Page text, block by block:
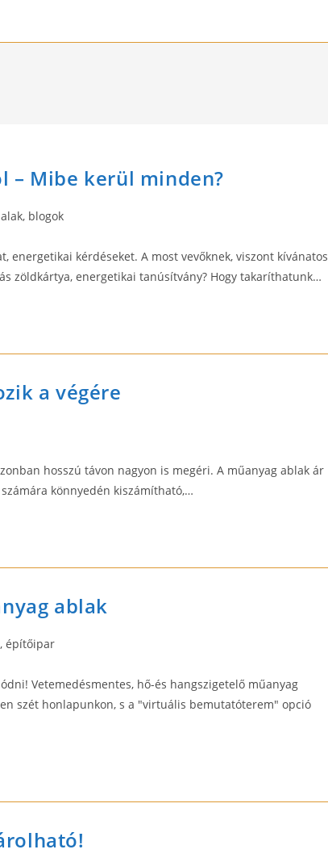
– Mibe kerül minden?
blogok
kérdéseket. A most vevőknek, viszont kívánatos
zöldkártya, energetikai tanúsítvány? Hogy takaríthatunk…
a végére
hosszú távon nagyon is megéri. A műanyag ablak ár
könnyedén kiszámítható,…
ablak
építőipar
Vetemedésmentes, hő-és hangszigetelő műanyag
szét honlapunkon, s a "virtuális bemutatóterem" opció